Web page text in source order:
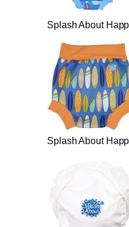
Splash About
Splash About